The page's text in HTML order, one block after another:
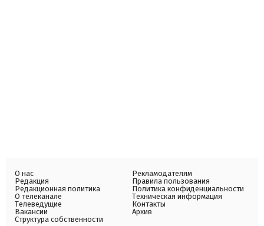
О нас
Редакция
Редакционная политика
О телеканале
Телеведущие
Вакансии
Структура собственности
Рекламодателям
Правила пользования
Политика конфиденциальности
Техническая информация
Контакты
Архив